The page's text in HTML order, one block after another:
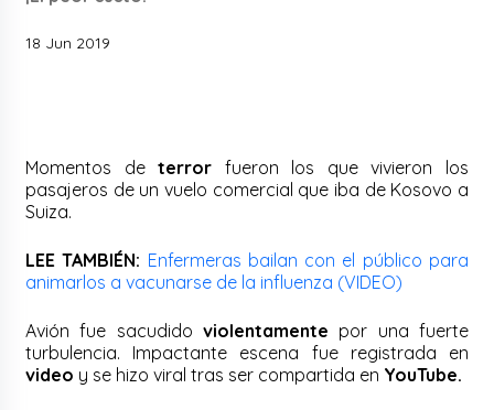
18 Jun 2019
Momentos deterror fueron los que vivieron los
pasajeros de un vuelo comercial que iba de Kosovo a
Suiza.
LEE TAMBIÉN: Enfermeras bailan con el público para
animarlos a vacunarse de la influenza (VIDEO)
Avión fue sacudido violentamente por una fuerte
turbulencia. Impactante escena fue registrada en
video y se hizo viral tras ser compartida en YouTube.